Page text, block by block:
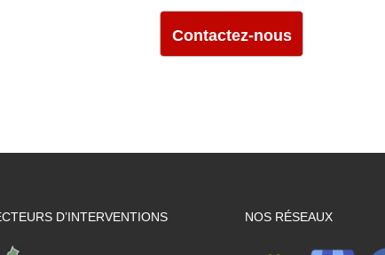
Contactez-nous
D’INTERVENTIONS NOS RÉSEAUX